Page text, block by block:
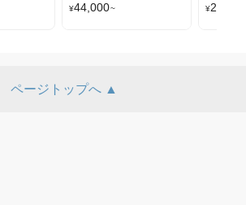
タログギフト LC1コース
¥44,000~ ¥22,000
ページトップへ ▲